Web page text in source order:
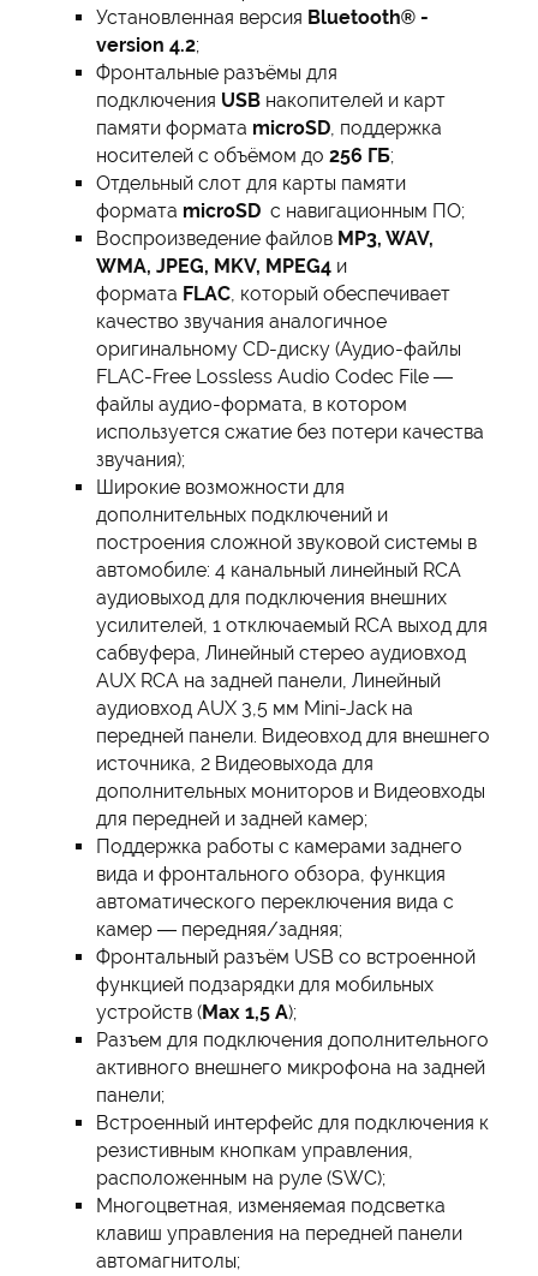
Установленная версия Bluetooth® -
version 4.2;
Фронтальные разъёмы для
подключения USB накопителей и карт
памяти формата microSD, поддержка
носителей с объёмом до 256 ГБ;
Отдельный слот для карты памяти
формата microSD с навигационным ПО;
Воспроизведение файлов MP3, WAV,
WMA, JPEG, MKV, MPEG4 и
формата FLAC, который обеспечивает
качество звучания аналогичное
оригинальному CD-диску (Аудио-файлы
FLAC-Free Lossless Audio Codec File —
файлы аудио-формата, в котором
используется сжатие без потери качества
звучания);
Широкие возможности для
дополнительных подключений и
построения сложной звуковой системы в
автомобиле: 4 канальный линейный RCA
аудиовыход для подключения внешних
усилителей, 1 отключаемый RCA выход для
сабвуфера, Линейный стерео аудиовход
AUX RCA на задней панели, Линейный
аудиовход AUX 3,5 мм Mini-Jack на
передней панели. Видеовход для внешнего
источника, 2 Видеовыхода для
дополнительных мониторов и Видеовходы
для передней и задней камер;
Поддержка работы с камерами заднего
вида и фронтального обзора, функция
автоматического переключения вида с
камер — передняя/задняя;
Фронтальный разъём USB со встроенной
функцией подзарядки для мобильных
устройств (Мах 1,5 А);
Разъем для подключения дополнительного
активного внешнего микрофона на задней
панели;
Встроенный интерфейс для подключения к
резистивным кнопкам управления,
расположенным на руле (SWC);
Многоцветная, изменяемая подсветка
клавиш управления на передней панели
автомагнитолы;